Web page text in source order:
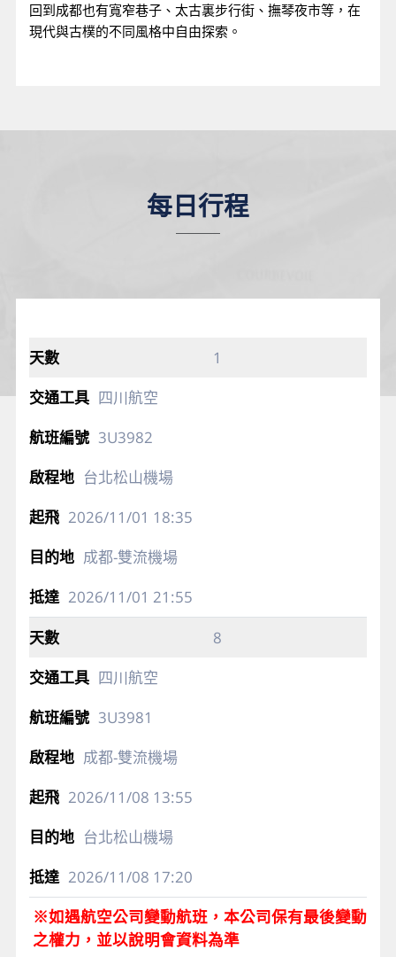
回到成都也有寬窄巷子、太古裏步行街、撫琴夜市等，在
現代與古樸的不同風格中自由探索。
每日行程
1
四川航空
3U3982
台北松山機場
2026/11/01 18:35
成都-雙流機場
2026/11/01 21:55
8
四川航空
3U3981
成都-雙流機場
2026/11/08 13:55
台北松山機場
2026/11/08 17:20
※如遇航空公司變動航班，本公司保有最後變動
之權力，並以說明會資料為準